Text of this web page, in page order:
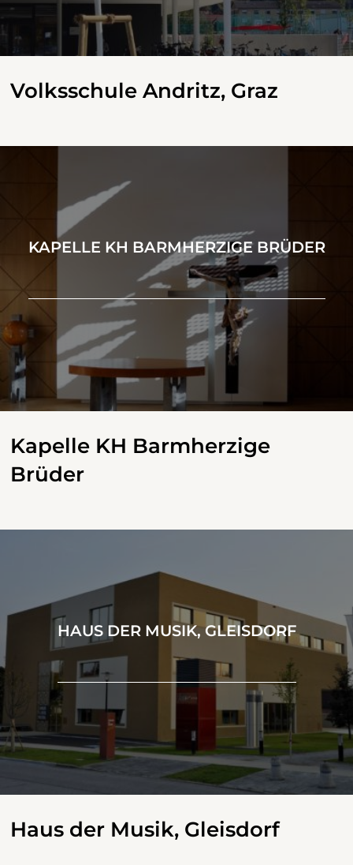
Volksschule Andritz, Graz
KAPELLE KH BARMHERZIGE BRÜDER
Kapelle KH Barmherzige
Brüder
HAUS DER MUSIK, GLEISDORF
Haus der Musik, Gleisdorf